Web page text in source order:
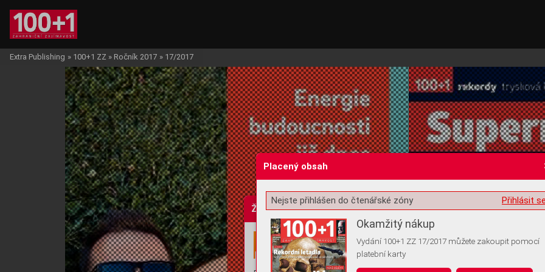
Žádost o souhlas s ukládáním volitelných informací
Extra Publishing » 100+1 ZZ » Ročník 2017 » 17/2017
Placený obsah
Přihlásit
Nejste přihlášen do čtenářské zóny
Okamžitý nákup
Vydání 100+1 ZZ 17/2017 můžete zakoupit pomocí
platební karty